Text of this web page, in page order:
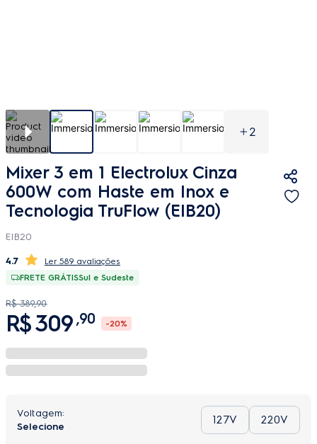
2
Mixer 3 em 1 Electrolux Cinza
600W com Haste em Inox e
Tecnologia TruFlow (EIB20)
EIB20
4.7
589 avaliações
FRETE GRÁTISSul e Sudeste
R$ 389,90
R$309 ,90 -20%
127V 220V